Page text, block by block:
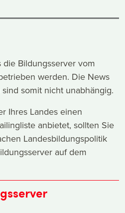
die Bildungsserver vom
werden. Die News
somit nicht unabhängig.
Ihres Landes einen
anbietet, sollten Sie
Landesbildungspolitik
auf dem